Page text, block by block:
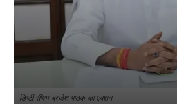
- डिप्टी सीएम ब्रजेश पाठक का एक्शन